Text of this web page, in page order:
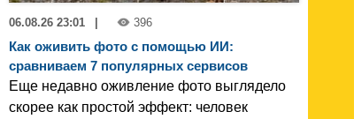
06.08.26 23:01 | 396
Как оживить фото с помощью ИИ:
сравниваем 7 популярных сервисов
Еще недавно оживление фото выглядело
скорее как простой эффект: человек